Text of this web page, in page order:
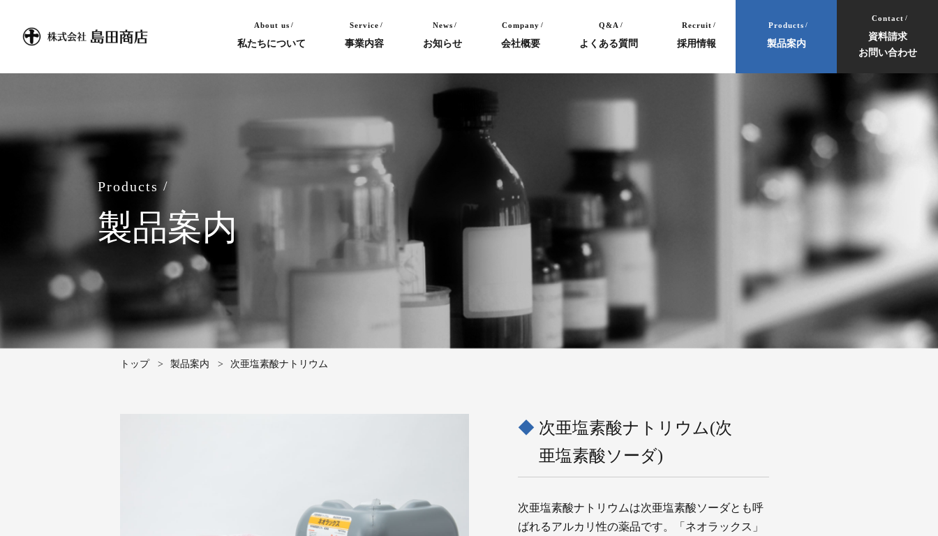
About us
私たちについて
Service
事業内容
News
お知らせ
Company
会社概要
Q&A
よくある質問
Recruit
採用情報
Products
製品案内
Contact
資料請求
お問い合わせ
Products
製品案内
トップ 製品案内 次亜塩素酸ナトリウム
次亜塩素酸ナトリウム(次
亜塩素酸ソーダ)
次亜塩素酸ナトリウムは次亜塩素酸ソーダとも呼
ばれるアルカリ性の薬品です。「ネオラックス」